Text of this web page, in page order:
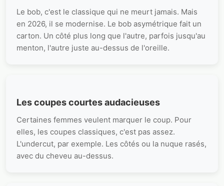
Le bob, c'est le classique qui ne meurt jamais. Mais
en 2026, il se modernise. Le bob asymétrique fait un
carton. Un côté plus long que l'autre, parfois jusqu'au
menton, l'autre juste au-dessus de l'oreille.
Les coupes courtes audacieuses
Certaines femmes veulent marquer le coup. Pour
elles, les coupes classiques, c'est pas assez.
L'undercut, par exemple. Les côtés ou la nuque rasés,
avec du cheveu au-dessus.